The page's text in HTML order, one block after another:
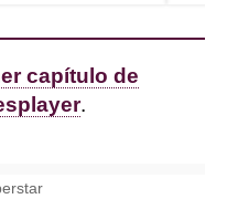
capítulo de
.